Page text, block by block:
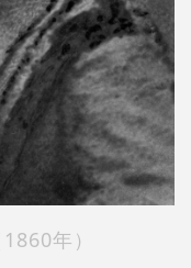
年）